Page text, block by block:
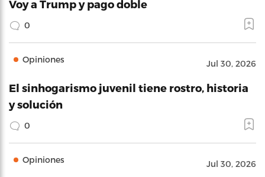
Voy a Trump y pago doble
0
Opiniones Jul 30, 2026
El sinhogarismo juvenil tiene rostro, historia
y solución
0
Opiniones Jul 30, 2026